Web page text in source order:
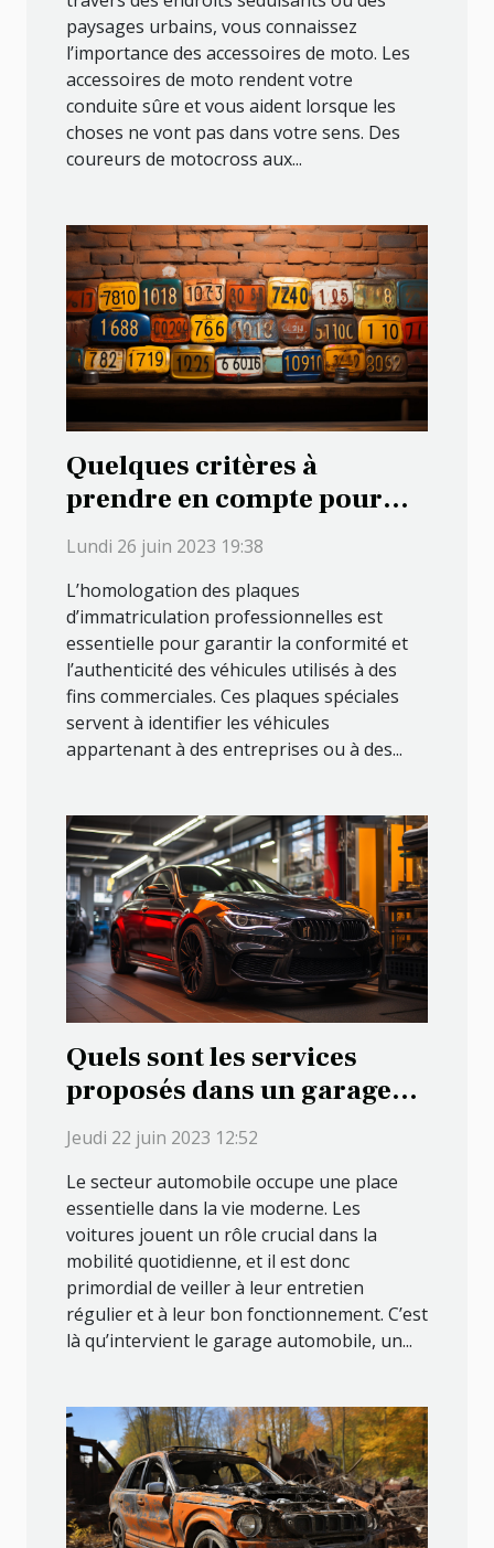
paysages urbains, vous connaissez
l’importance des accessoires de moto. Les
accessoires de moto rendent votre
conduite sûre et vous aident lorsque les
choses ne vont pas dans votre sens. Des
coureurs de motocross aux...
Quelques critères à
prendre en compte pour
vérifier l’homologation des
plaques d'immatriculation
professionnelles
Lundi 26 juin 2023 19:38
L’homologation des plaques
d’immatriculation professionnelles est
essentielle pour garantir la conformité et
l’authenticité des véhicules utilisés à des
fins commerciales. Ces plaques spéciales
servent à identifier les véhicules
appartenant à des entreprises ou à des...
Quels sont les services
proposés dans un garage
automobile ?
Jeudi 22 juin 2023 12:52
Le secteur automobile occupe une place
essentielle dans la vie moderne. Les
voitures jouent un rôle crucial dans la
mobilité quotidienne, et il est donc
primordial de veiller à leur entretien
régulier et à leur bon fonctionnement. C’est
là qu’intervient le garage automobile, un...